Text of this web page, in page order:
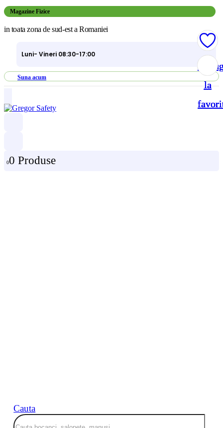
Magazine Fizice
in toata zona de sud-est a Romaniei
Luni- Vineri 08:30-17:00
Suna acum
00 Produse
Cauta
la
la
la
la